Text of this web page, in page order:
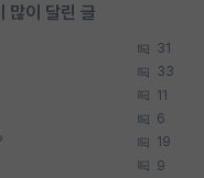
많이 달린 글
31
33
11
6
19
9